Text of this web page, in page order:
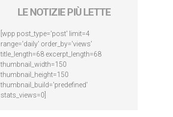
LE NOTIZIE PIÙ LETTE
[wpp post_type='post' limit=4
range='daily' order_by='views'
title_length=68 excerpt_length=68
thumbnail_width=150
thumbnail_height=150
thumbnail_build='predefined'
stats_views=0]